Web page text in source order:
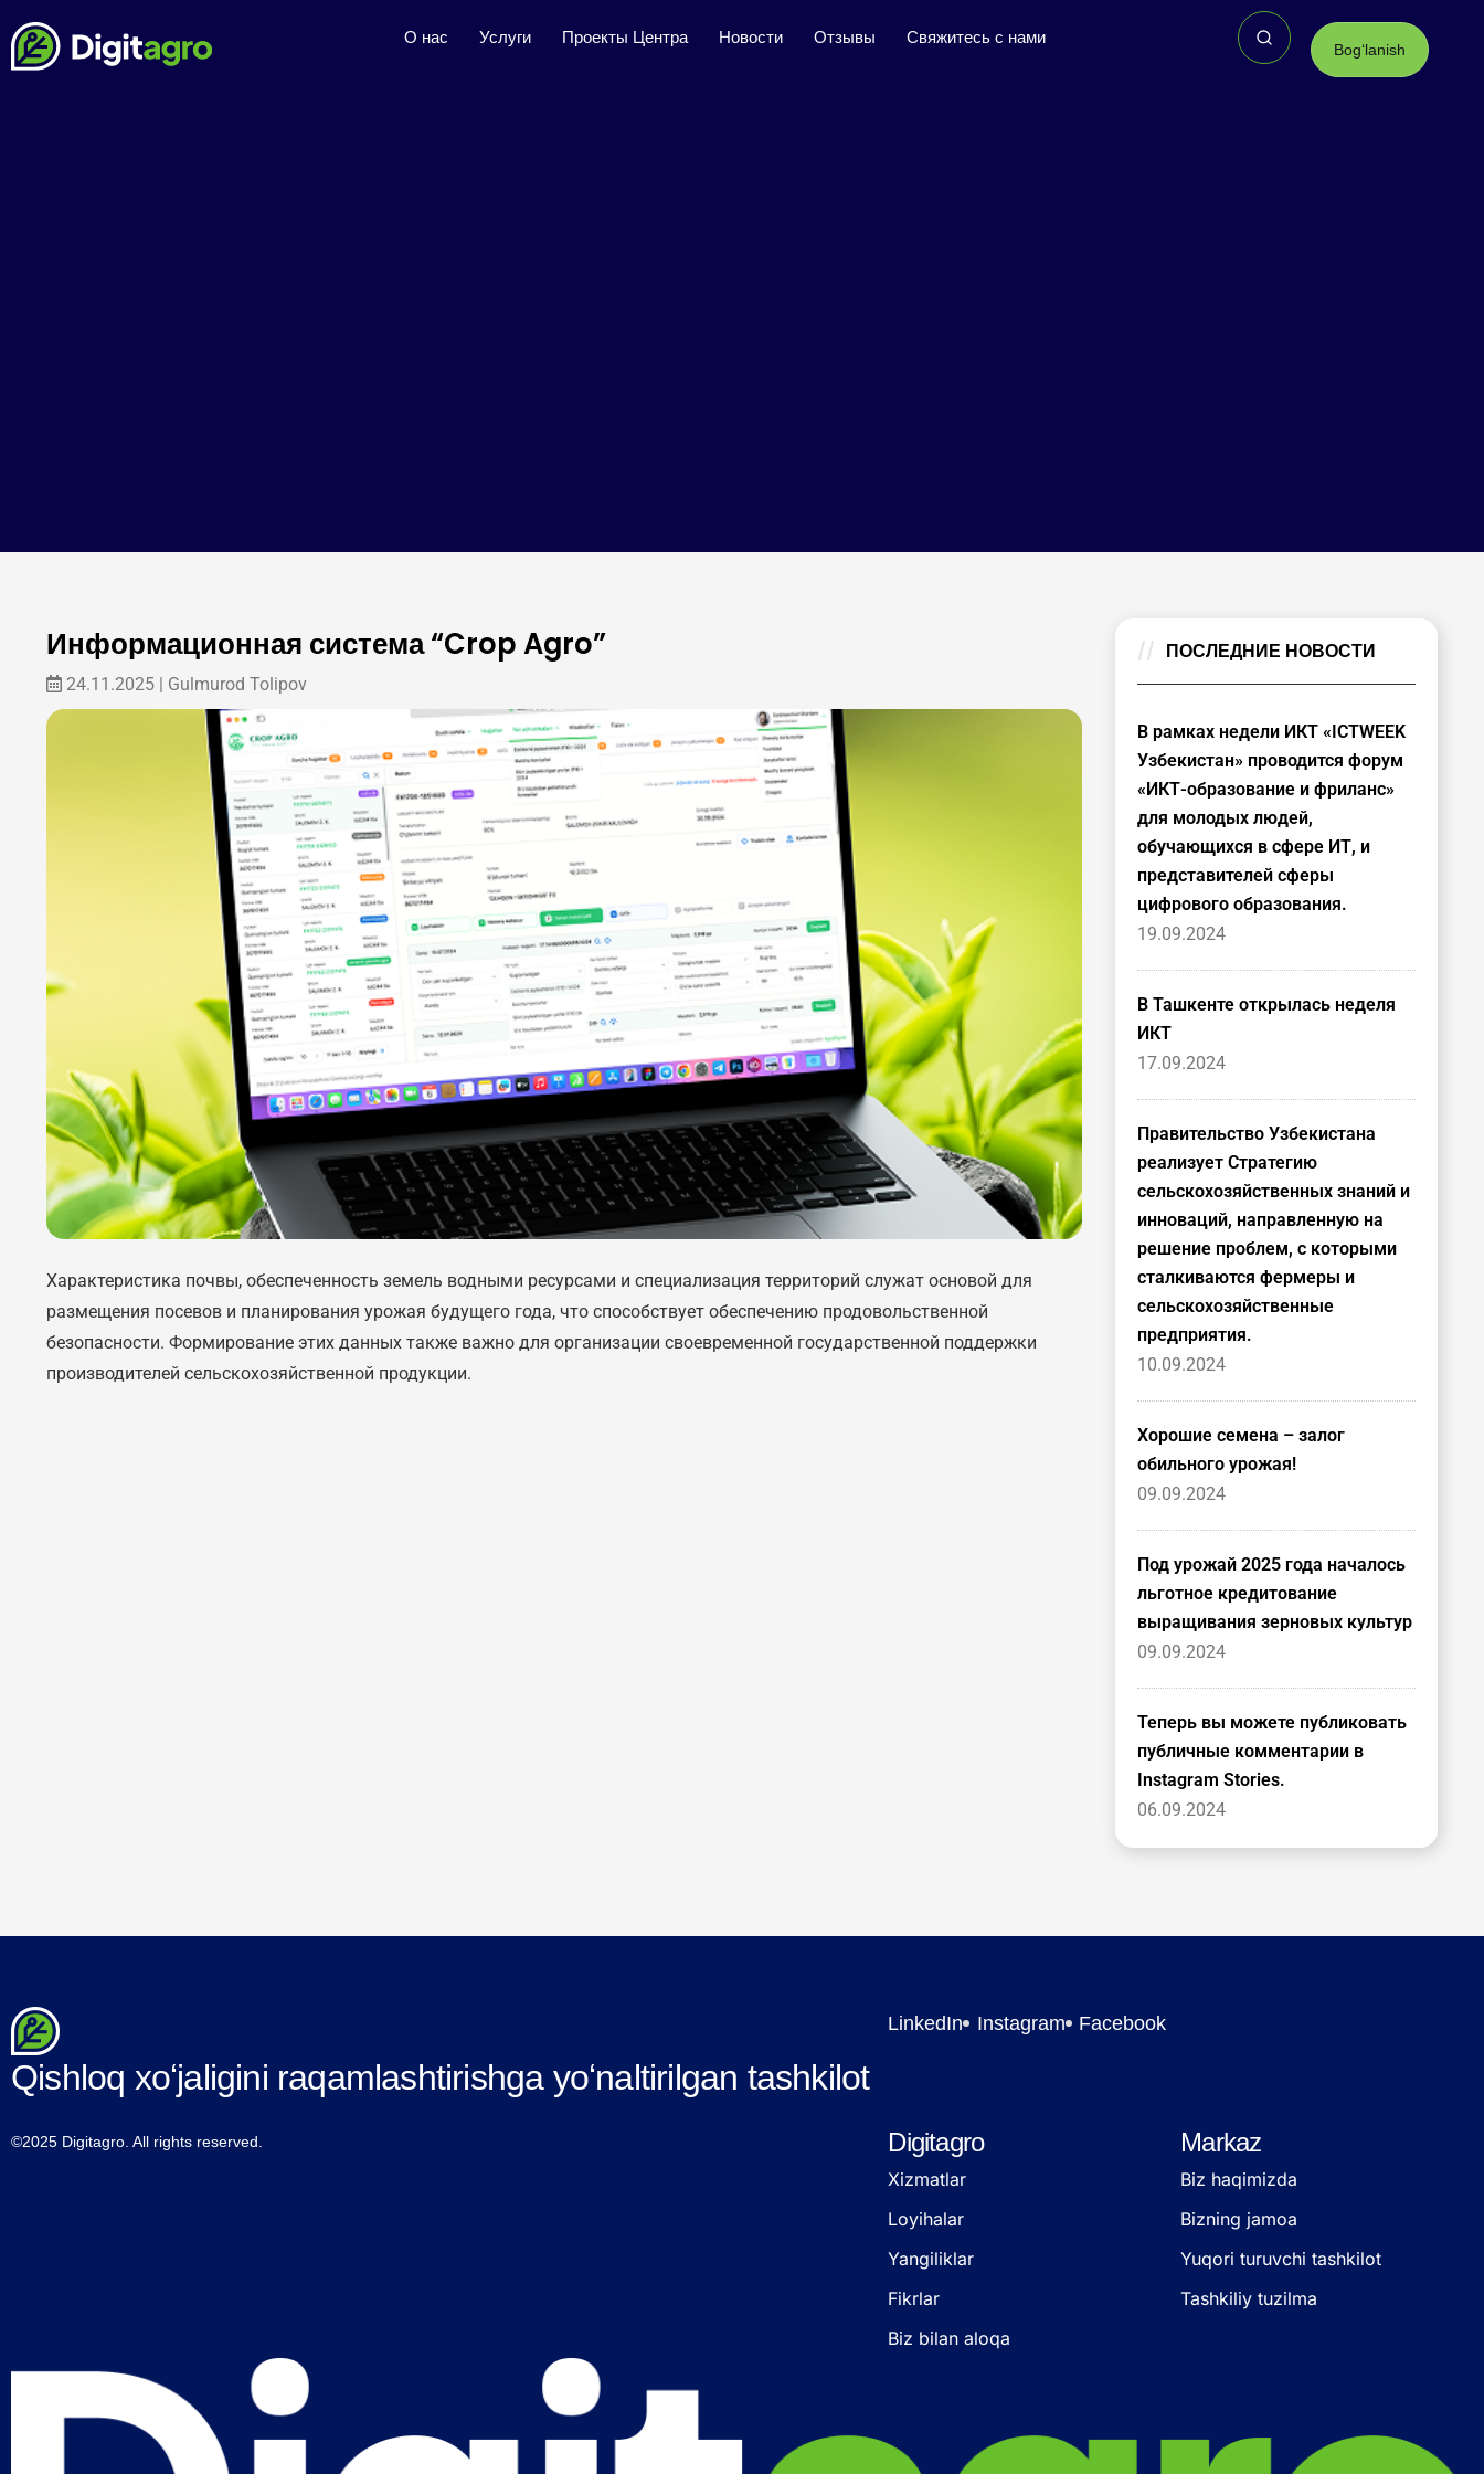
О нас Услуги Проекты Центра Новости Отзывы Свяжитесь с нами
Bogʻlanish
Информационная система “Crop Agro”
24.11.2025 | Gulmurod Tolipov
Характеристика почвы, обеспеченность земель водными ресурсами и специализация территорий служат основой для
размещения посевов и планирования урожая будущего года, что способствует обеспечению продовольственной
безопасности. Формирование этих данных также важно для организации своевременной государственной поддержки
производителей сельскохозяйственной продукции.
ПОСЛЕДНИЕ НОВОСТИ
В рамках недели ИКТ «ICTWEEK
Узбекистан» проводится форум
«ИКТ-образование и фриланс»
для молодых людей,
обучающихся в сфере ИТ, и
представителей сферы
цифрового образования.
19.09.2024
В Ташкенте открылась неделя
ИКТ
17.09.2024
Правительство Узбекистана
реализует Стратегию
сельскохозяйственных знаний и
инноваций, направленную на
решение проблем, с которыми
сталкиваются фермеры и
сельскохозяйственные
предприятия.
10.09.2024
Хорошие семена – залог
обильного урожая!
09.09.2024
Под урожай 2025 года началось
льготное кредитование
выращивания зерновых культур
09.09.2024
Теперь вы можете публиковать
публичные комментарии в
Instagram Stories.
06.09.2024
Qishloq xoʻjaligini raqamlashtirishga yoʻnaltirilgan tashkilot
LinkedIn Instagram Facebook
©2025 Digitagro. All rights reserved. Digitagro
Xizmatlar
Loyihalar
Yangiliklar
Fikrlar
Biz bilan aloqa
Markaz
Biz haqimizda
Bizning jamoa
Yuqori turuvchi tashkilot
Tashkiliy tuzilma